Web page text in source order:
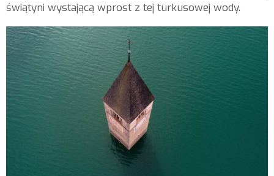
świątyni wystającą wprost z tej turkusowej wody.